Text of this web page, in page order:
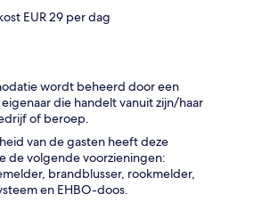
EUR 29 per dag
wordt beheerd door een
die handelt vanuit zijn/haar
of beroep.
van de gasten heeft deze
de volgende voorzieningen:
brandblusser, rookmelder,
en EHBO-doos.